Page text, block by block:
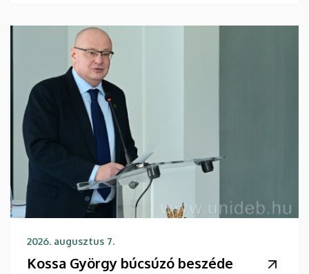
2026. augusztus 7.
Kossa György búcsúzó beszéde